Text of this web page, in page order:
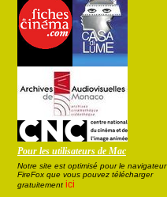
Pour les utilisateurs de Mac
Notre site est optimisé pour le navigateur
FireFox que vous pouvez télécharger
gratuitement ici